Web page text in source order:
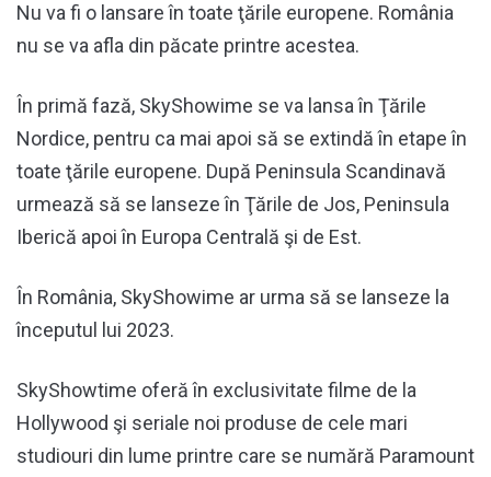
Nu va fi o lansare în toate ţările europene. România
nu se va afla din păcate printre acestea.
În primă fază, SkyShowime se va lansa în Ţările
Nordice, pentru ca mai apoi să se extindă în etape în
toate ţările europene. După Peninsula Scandinavă
urmează să se lanseze în Ţările de Jos, Peninsula
Iberică apoi în Europa Centrală şi de Est.
În România, SkyShowime ar urma să se lanseze la
începutul lui 2023.
SkyShowtime oferă în exclusivitate filme de la
Hollywood şi seriale noi produse de cele mari
studiouri din lume printre care se numără Paramount